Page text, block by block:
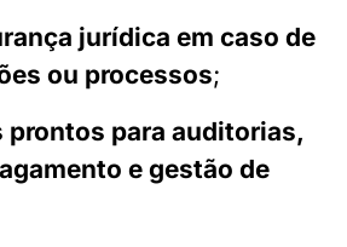
jurídica em caso de
ou processos;
prontos para auditorias,
e gestão de